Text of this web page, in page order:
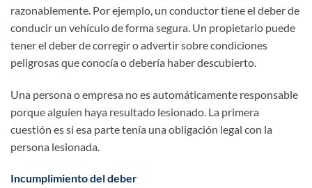
razonablemente. Por ejemplo, un conductor tiene el deber de
conducir un vehículo de forma segura. Un propietario puede
tener el deber de corregir o advertir sobre condiciones
peligrosas que conocía o debería haber descubierto.
Una persona o empresa no es automáticamente responsable
porque alguien haya resultado lesionado. La primera
cuestión es si esa parte tenía una obligación legal con la
persona lesionada.
Incumplimiento del deber